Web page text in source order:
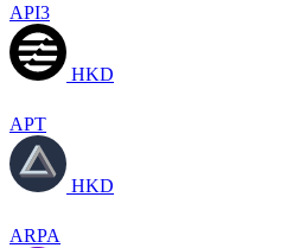
API3
HKD
APT
HKD
ARPA